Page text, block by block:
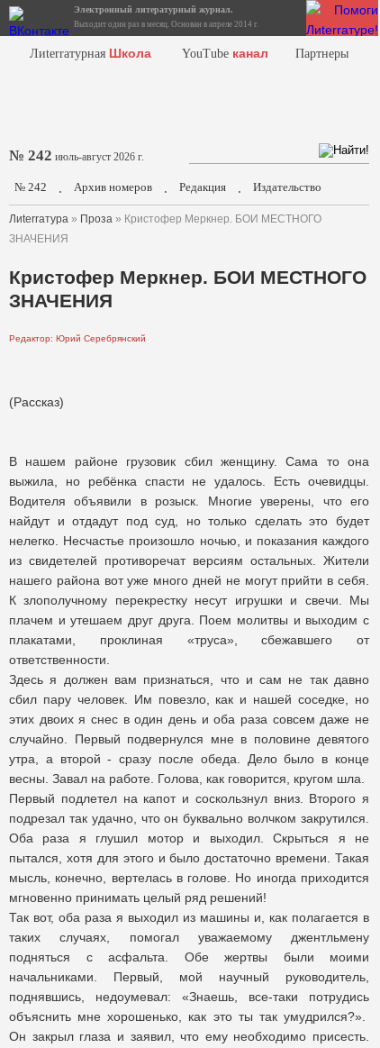
Электронный литературный журнал.
Выходит один раз в месяц. Основан в апреле 2014 г.
Лиterraтурная Школа YouTube канал Партнеры
№ 242 июль-август 2026 г.
№ 242 . Архив номеров . Редакция . Издательство
Лиterraтура » Проза » Кристофер Меркнер. БОИ МЕСТНОГО
ЗНАЧЕНИЯ
Кристофер Меркнер. БОИ МЕСТНОГО
ЗНАЧЕНИЯ
Редактор: Юрий Серебрянский
(Рассказ)
В нашем районе грузовик сбил женщину. Сама то она
выжила, но ребёнка спасти не удалось. Есть очевидцы.
Водителя объявили в розыск. Многие уверены, что его
найдут и отдадут под суд, но только сделать это будет
нелегко. Несчастье произошло ночью, и показания каждого
из свидетелей противоречат версиям остальных. Жители
нашего района вот уже много дней не могут прийти в себя.
К злополучному перекрестку несут игрушки и свечи. Мы
плачем и утешаем друг друга. Поем молитвы и выходим с
плакатами, проклиная «труса», сбежавшего от
ответственности.
Здесь я должен вам признаться, что и сам не так давно
сбил пару человек. Им повезло, как и нашей соседке, но
этих двоих я снес в один день и оба раза совсем даже не
случайно. Первый подвернулся мне в половине девятого
утра, а второй - сразу после обеда. Дело было в конце
весны. Завал на работе. Голова, как говорится, кругом шла.
Первый подлетел на капот и соскользнул вниз. Второго я
подрезал так удачно, что он буквально волчком закрутился.
Оба раза я глушил мотор и выходил. Скрыться я не
пытался, хотя для этого и было достаточно времени. Такая
мысль, конечно, вертелась в голове. Но иногда приходится
мгновенно принимать целый ряд решений!
Так вот, оба раза я выходил из машины и, как полагается в
таких случаях, помогал уважаемому джентльмену
подняться с асфальта. Обе жертвы были моими
начальниками. Первый, мой научный руководитель,
поднявшись, недоумевал: «Знаешь, все-таки потрудись
объяснить мне хорошенько, как это ты так умудрился?».
Он закрыл глаза и заявил, что ему необходимо присесть.